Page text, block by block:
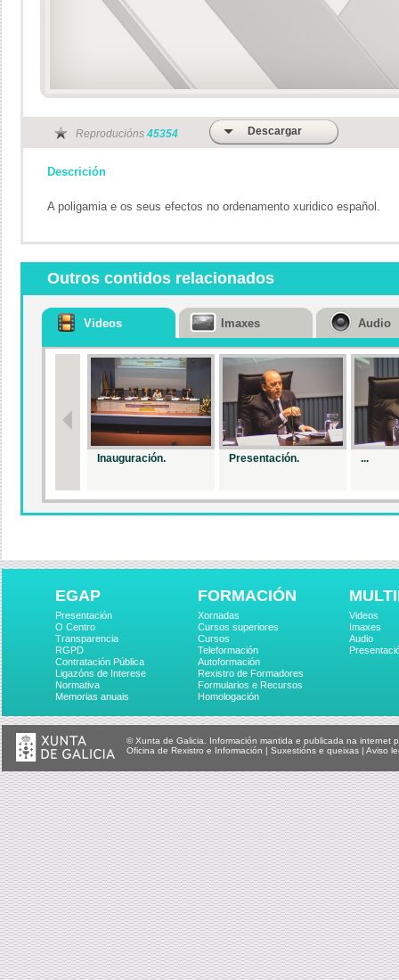
Reproducións 45354 Descargar
Descrición
A poligamia e os seus efectos no ordenamento xuridico español.
Outros contidos relacionados
Videos
Inauguración. Presentación. ...
Imaxes Audio
EGAP
Presentación
O Centro
Transparencia
RGPD
Contratación Pública
Ligazóns de Interese
Normativa
Memorias anuais
FORMACIÓN
Xornadas
Cursos superiores
Cursos
Teleformación
Autoformación
Rexistro de Formadores
Formularios e Recursos
Homologación
Videos
Imaxes
Audio
© Xunta de Galicia. Información mantida e publicada na internet
Oficina de Rexistro e Información | Suxestións e queixas | Aviso